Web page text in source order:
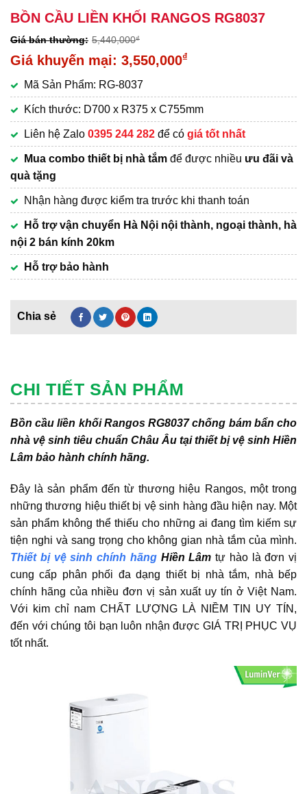
BỒN CẦU LIỀN KHỐI RANGOS RG8037
5,440,000₫
Giá
là:
5,440,000₫.
3,550,000₫
hiện
tại
là:
3,550,000₫.
Mã Sản Phẩm: RG-8037
Kích thước: D700 x R375 x C755mm
Liên hệ Zalo 0395 244 282 để có giá tốt nhất
Mua combo thiết bị nhà tắm để được nhiều ưu đãi và
quà tặng
Nhận hàng được kiểm tra trước khi thanh toán
Hỗ trợ vận chuyển Hà Nội nội thành, ngoại thành, hà
nội 2 bán kính 20km
Hỗ trợ bảo hành
CHI TIẾT SẢN PHẨM
Bồn cầu liền khối Rangos RG8037 chống bám bẩn cho
nhà vệ sinh tiêu chuẩn Châu Âu tại thiết bị vệ sinh Hiền
Lâm bảo hành chính hãng.
Đây là sản phẩm đến từ thương hiệu Rangos, một trong
những thương hiệu thiết bị vệ sinh hàng đầu hiện nay. Một
sản phẩm không thể thiếu cho những ai đang tìm kiếm sự
tiện nghi và sang trọng cho không gian nhà tắm của mình.
Thiết bị vệ sinh chính hãngHiền Lâm tự hào là đơn vị
cung cấp phân phối đa dạng thiết bị nhà tắm, nhà bếp
chính hãng của nhiều đơn vị sản xuất uy tín ở Việt Nam.
Với kim chỉ nam CHẤT LƯỢNG LÀ NIỀM TIN UY TÍN,
đến với chúng tôi bạn luôn nhận được GIÁ TRỊ PHỤC VỤ
tốt nhất.